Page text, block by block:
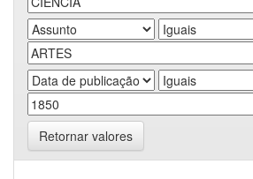
Retornar valores